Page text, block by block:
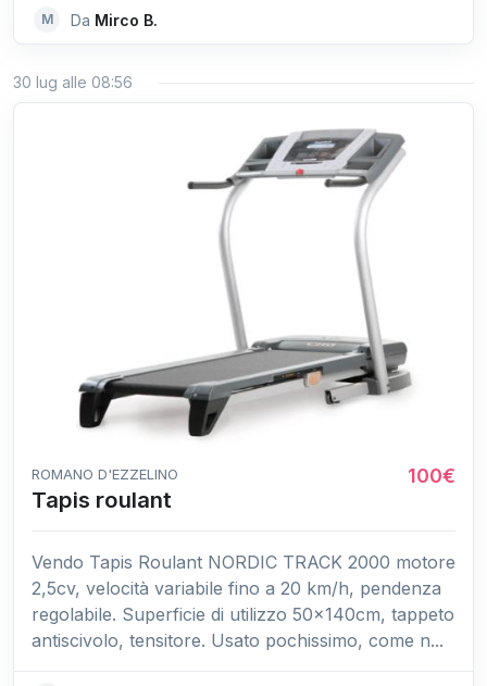
M Da Mirco B.
30 lug alle 08:56
ROMANO D'EZZELINO 100€
Tapis roulant
Vendo Tapis Roulant NORDIC TRACK 2000 motore
2,5cv, velocità variabile fino a 20 km/h, pendenza
regolabile. Superficie di utilizzo 50x140cm, tappeto
antiscivolo, tensitore. Usato pochissimo, come n...